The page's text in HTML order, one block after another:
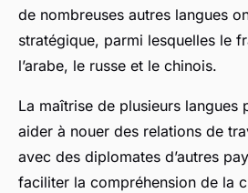
de nombreuses autres langues
stratégique, parmi lesquelles le
l’arabe, le russe et le chinois.
La maîtrise de plusieurs langues
aider à nouer des relations de
avec des diplomates d’autres
faciliter la compréhension de la